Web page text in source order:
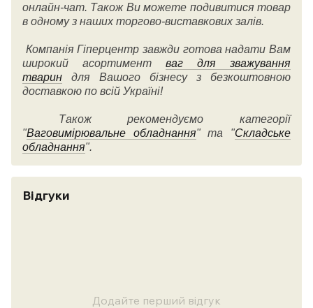
онлайн-чат. Також Ви можете подивитися товар
в одному з наших торгово-виставкових залів.
Компанія Гіперцентр завжди готова надати Вам
широкий асортимент ваг для зважування
тварин для Вашого бізнесу з безкоштовною
доставкою по всій Україні!
Також рекомендуємо категорії
"Ваговимірювальне обладнання" та "Складське
обладнання".
Відгуки
Додайте перший відгук